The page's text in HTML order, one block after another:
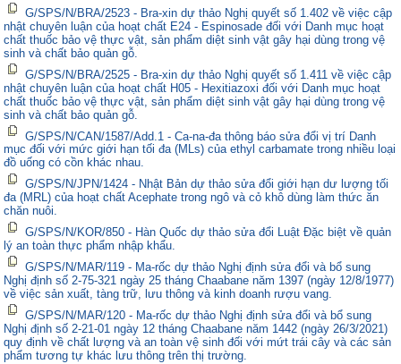
G/SPS/N/BRA/2523 - Bra-xin dự thảo Nghị quyết số 1.402 về việc cập
nhật chuyên luận của hoạt chất E24 - Espinosade đối với Danh mục hoạt
chất thuốc bảo vệ thực vật, sản phẩm diệt sinh vật gây hại dùng trong vệ
sinh và chất bảo quản gỗ.
G/SPS/N/BRA/2525 - Bra-xin dự thảo Nghị quyết số 1.411 về việc cập
nhật chuyên luận của hoạt chất H05 - Hexitiazoxi đối với Danh mục hoạt
chất thuốc bảo vệ thực vật, sản phẩm diệt sinh vật gây hại dùng trong vệ
sinh và chất bảo quản gỗ.
G/SPS/N/CAN/1587/Add.1 - Ca-na-đa thông báo sửa đổi vị trí Danh
mục đối với mức giới hạn tối đa (MLs) của ethyl carbamate trong nhiều loại
đồ uống có cồn khác nhau.
G/SPS/N/JPN/1424 - Nhật Bản dự thảo sửa đổi giới hạn dư lượng tối
đa (MRL) của hoạt chất Acephate trong ngô và cỏ khô dùng làm thức ăn
chăn nuôi.
G/SPS/N/KOR/850 - Hàn Quốc dự thảo sửa đổi Luật Đặc biệt về quản
lý an toàn thực phẩm nhập khẩu.
G/SPS/N/MAR/119 - Ma-rốc dự thảo Nghị định sửa đổi và bổ sung
Nghị định số 2-75-321 ngày 25 tháng Chaabane năm 1397 (ngày 12/8/1977)
về việc sản xuất, tàng trữ, lưu thông và kinh doanh rượu vang.
G/SPS/N/MAR/120 - Ma-rốc dự thảo Nghị định sửa đổi và bổ sung
Nghị định số 2-21-01 ngày 12 tháng Chaabane năm 1442 (ngày 26/3/2021)
quy định về chất lượng và an toàn vệ sinh đối với mứt trái cây và các sản
phẩm tương tự khác lưu thông trên thị trường.